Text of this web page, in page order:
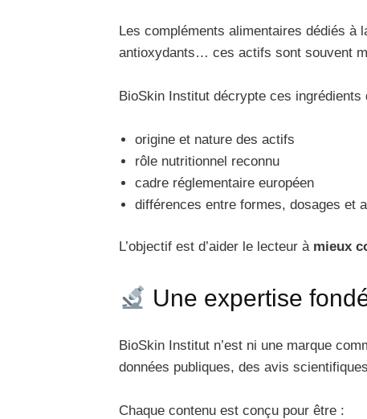
Les compléments alimentaires dédiés à
antioxydants… ces actifs sont souvent
BioSkin Institut décrypte ces
origine et nature des actifs
rôle nutritionnel reconnu
cadre réglementaire européen
différences entre formes, dosages et
L’objectif est d’aider le lecteur à mieux
Une expertise
BioSkin Institut n’est ni une marque
données publiques, des avis
Chaque contenu est conçu pour être :